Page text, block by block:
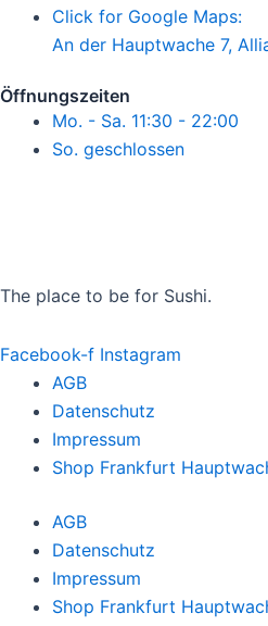
Click for Google Maps:
An der Hauptwache 7,
Öffnungszeiten
Mo. - Sa. 11:30 - 22:00
So. geschlossen
The place to be for Sushi.
Facebook-f Instagram
AGB
Datenschutz
Impressum
Shop Frankfurt
AGB
Datenschutz
Impressum
Shop Frankfurt